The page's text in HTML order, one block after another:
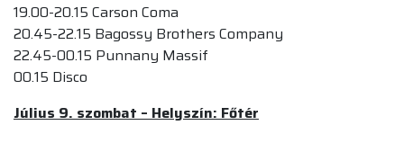
19.00-20.15 Carson Coma
20.45-22.15 Bagossy Brothers Company
22.45-00.15 Punnany Massif
00.15 Disco
Július 9. szombat – Helyszín: Főtér